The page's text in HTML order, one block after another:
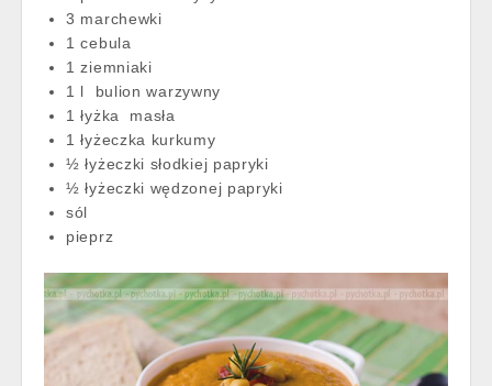
3 marchewki
1 cebula
1 ziemniaki
1 l bulion warzywny
1 łyżka masła
1 łyżeczka kurkumy
½ łyżeczki słodkiej papryki
½ łyżeczki wędzonej papryki
sól
pieprz